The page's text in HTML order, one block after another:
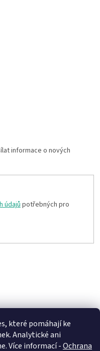
které pomáhají ke
Analytické ani
Více informací -Ochrana
informace o nových
údajůpotřebných pro